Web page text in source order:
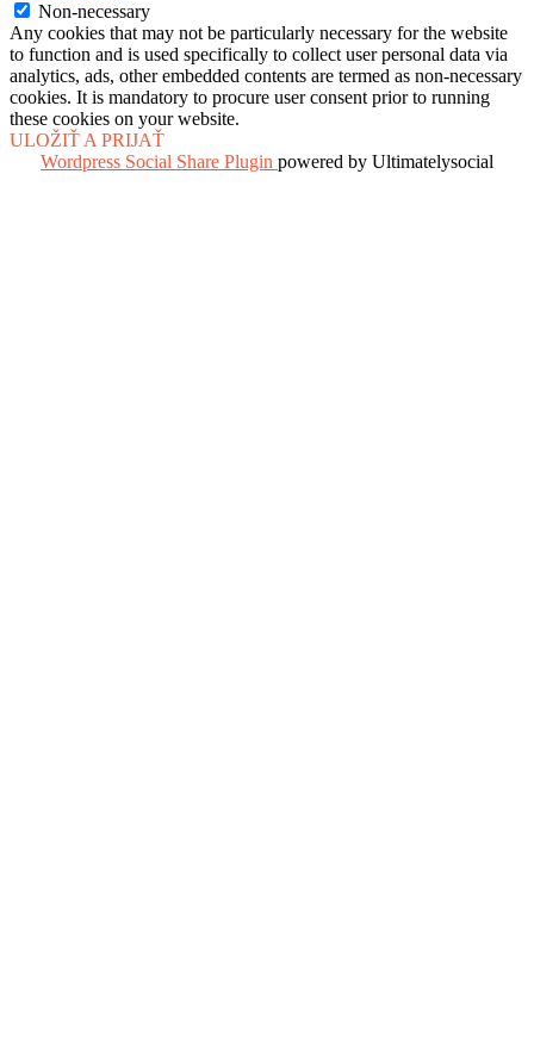
Non-necessary
Any cookies that may not be particularly necessary for the website
to function and is used specifically to collect user personal data via
analytics, ads, other embedded contents are termed as non-necessary
cookies. It is mandatory to procure user consent prior to running
these cookies on your website.
ULOŽIŤ A PRIJAŤ
Wordpress Social Share Plugin powered by Ultimatelysocial